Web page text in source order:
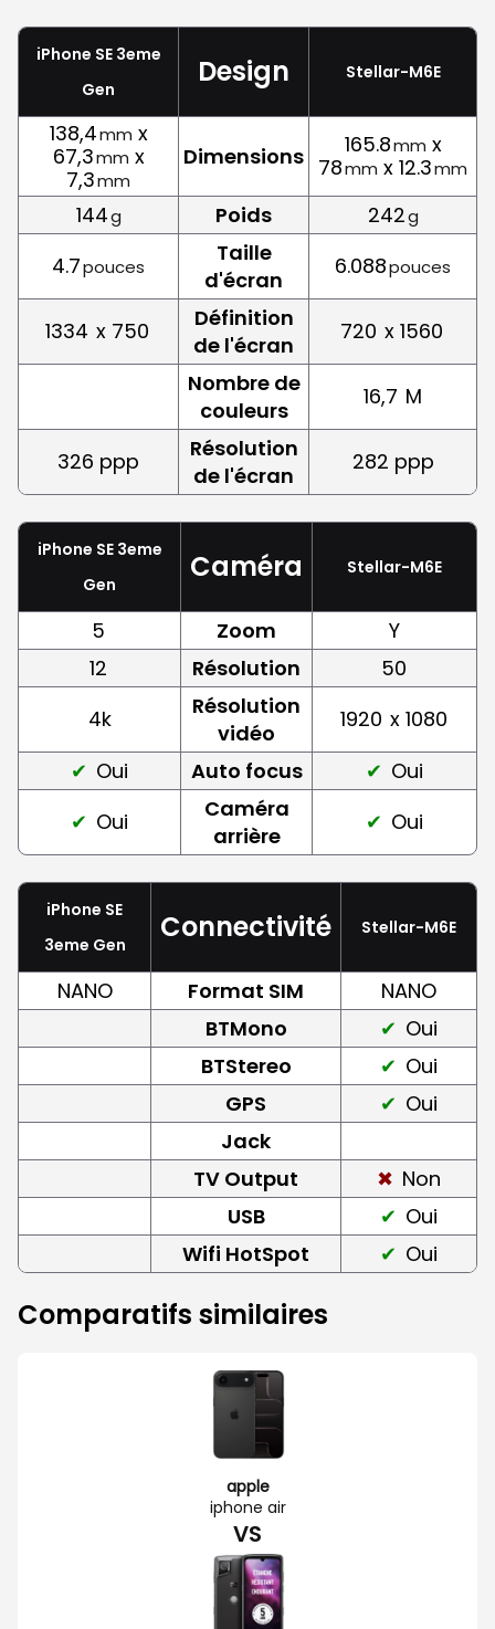
iPhone SE 3eme
Gen
Design Stellar-M6E
138,4mm x
67,3mm x
7,3mm
Dimensions 165.8mm x
78mm x 12.3mm
144g Poids 242g
4.7pouces
Taille
d'écran
6.088pouces
1334 x 750
Définition
de l'écran
720 x 1560
Nombre de
couleurs
16,7 M
326 ppp
Résolution
de l'écran
282 ppp
iPhone SE 3eme
Gen
Caméra Stellar-M6E
5 Zoom
Y
12
Résolution
50
4k
Résolution
vidéo
1920 x 1080
Oui
Auto focus
Oui
Oui
Caméra
arrière
Oui
iPhone SE
3eme Gen
Connectivité Stellar-M6E
NANO Format SIM
NANO
BTMono
Oui
BTStereo
Oui
GPS
Oui
Jack
TV Output
Non
USB
Oui
Wifi HotSpot
Oui
Comparatifs similaires
apple
iphone air
VS